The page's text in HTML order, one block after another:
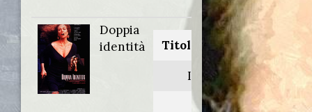
Doppia
identità
Titolo originale:
Impulse
Anno: